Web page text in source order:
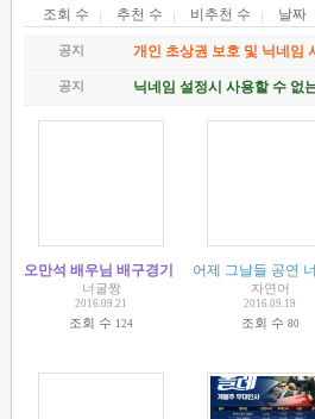
조회 수 추천 수 비추천 수 날짜
공지 개인 초상권 보호 및 닉네임
공지 닉네임 설정시 사용할 수 없
오만석 배우님 배구경기 시구 참여 예정입니다.
너굴짱
2016.09.21
조회 수 124
어제 그날들 공연
자연어
2016.09.19
조회 수 80